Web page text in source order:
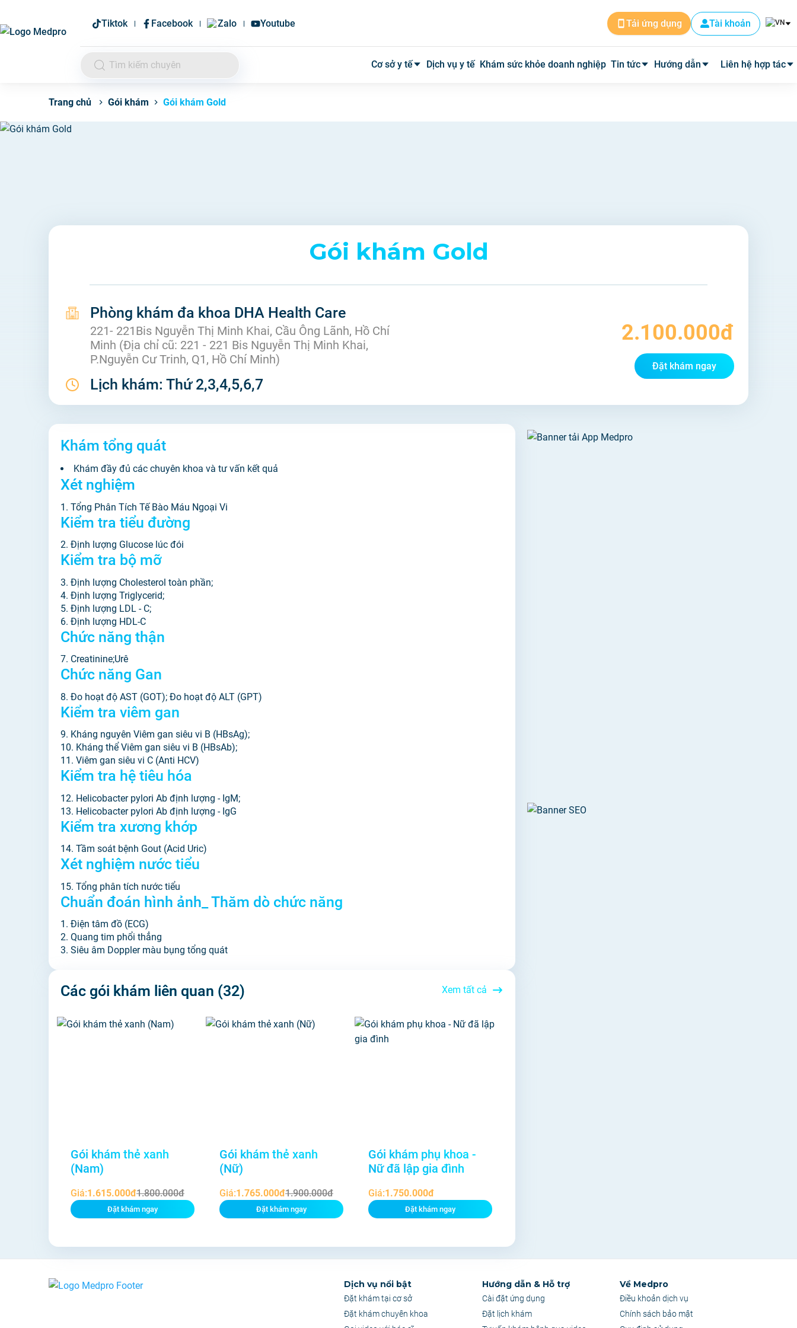
Tiktok Facebook Zalo Youtube Tải ứng dụng Tài khoản
Cơ sở y tế
Y tế tại nhà
Dịch vụ y tế Khám sức khỏe doanh nghiệp Tin tức Hướng dẫn Liên hệ hợp tác
Trang chủ Gói khám Gói khám Gold
Gói khám Gold
Phòng khám đa khoa DHA Health Care
221- 221Bis Nguyễn Thị Minh Khai, Cầu Ông Lãnh, Hồ Chí
Minh (Địa chỉ cũ: 221 - 221 Bis Nguyễn Thị Minh Khai,
P.Nguyễn Cư Trinh, Q1, Hồ Chí Minh)
Lịch khám: Thứ 2,3,4,5,6,7
2.100.000đ
Đặt khám ngay
Khám tổng quát
Khám đầy đủ các chuyên khoa và tư vấn kết quả
Xét nghiệm
1. Tổng Phân Tích Tế Bào Máu Ngoại Vi
Kiểm tra tiểu đường
2. Định lượng Glucose lúc đói
Kiểm tra bộ mỡ
3. Định lượng Cholesterol toàn phần;
4. Định lượng Triglycerid;
5. Định lượng LDL - C;
6. Định lượng HDL-C
Chức năng thận
7. Creatinine;Urê
Chức năng Gan
8. Đo hoạt độ AST (GOT); Đo hoạt độ ALT (GPT)
Kiểm tra viêm gan
9. Kháng nguyên Viêm gan siêu vi B (HBsAg);
10. Kháng thể Viêm gan siêu vi B (HBsAb);
11. Viêm gan siêu vi C (Anti HCV)
Kiểm tra hệ tiêu hóa
12. Helicobacter pylori Ab định lượng - IgM;
13. Helicobacter pylori Ab định lượng - IgG
Kiểm tra xương khớp
14. Tầm soát bệnh Gout (Acid Uric)
Xét nghiệm nước tiểu
15. Tổng phân tích nước tiểu
Chuẩn đoán hình ảnh_ Thăm dò chức năng
1. Điện tâm đồ (ECG)
2. Quang tim phổi thẳng
3. Siêu âm Doppler màu bụng tổng quát
Các gói khám liên quan (32) Xem tất cả
Gói khám thẻ xanh
(Nam)
Giá:1.615.000đ1.800.000đ
Đặt khám ngay
Gói khám thẻ xanh
(Nữ)
Giá:1.765.000đ1.900.000đ
Đặt khám ngay
Gói khám phụ khoa -
Nữ đã lập gia đình
Giá:1.750.000đ
Đặt khám ngay
Dịch vụ nổi bật
Đặt khám tại cơ sở
Đặt khám chuyên khoa
Hướng dẫn & Hỗ trợ
Cài đặt ứng dụng
Đặt lịch khám
Về Medpro
Điều khoản dịch vụ
Chính sách bảo mật